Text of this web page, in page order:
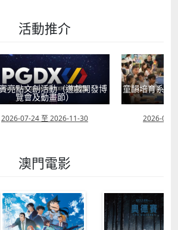
活動推介
亮點文創活動（遊戲開發博
覽會及動畫節）
2026-07-24 至 2026-11-30
童韻培育系列
2026-07-
澳門電影